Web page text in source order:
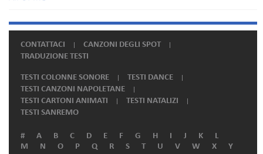
CONTATTACI
CANZONI DEGLI SPOT
TRADUZIONE TESTI
TESTI COLONNE SONORE
TESTI DANCE
TESTI CANZONI NAPOLETANE
TESTI CARTONI ANIMATI
TESTI NATALIZI
TESTI SANREMO
# A B C D E F G H I J K
L
M
N O P Q R S T U V W X
Y